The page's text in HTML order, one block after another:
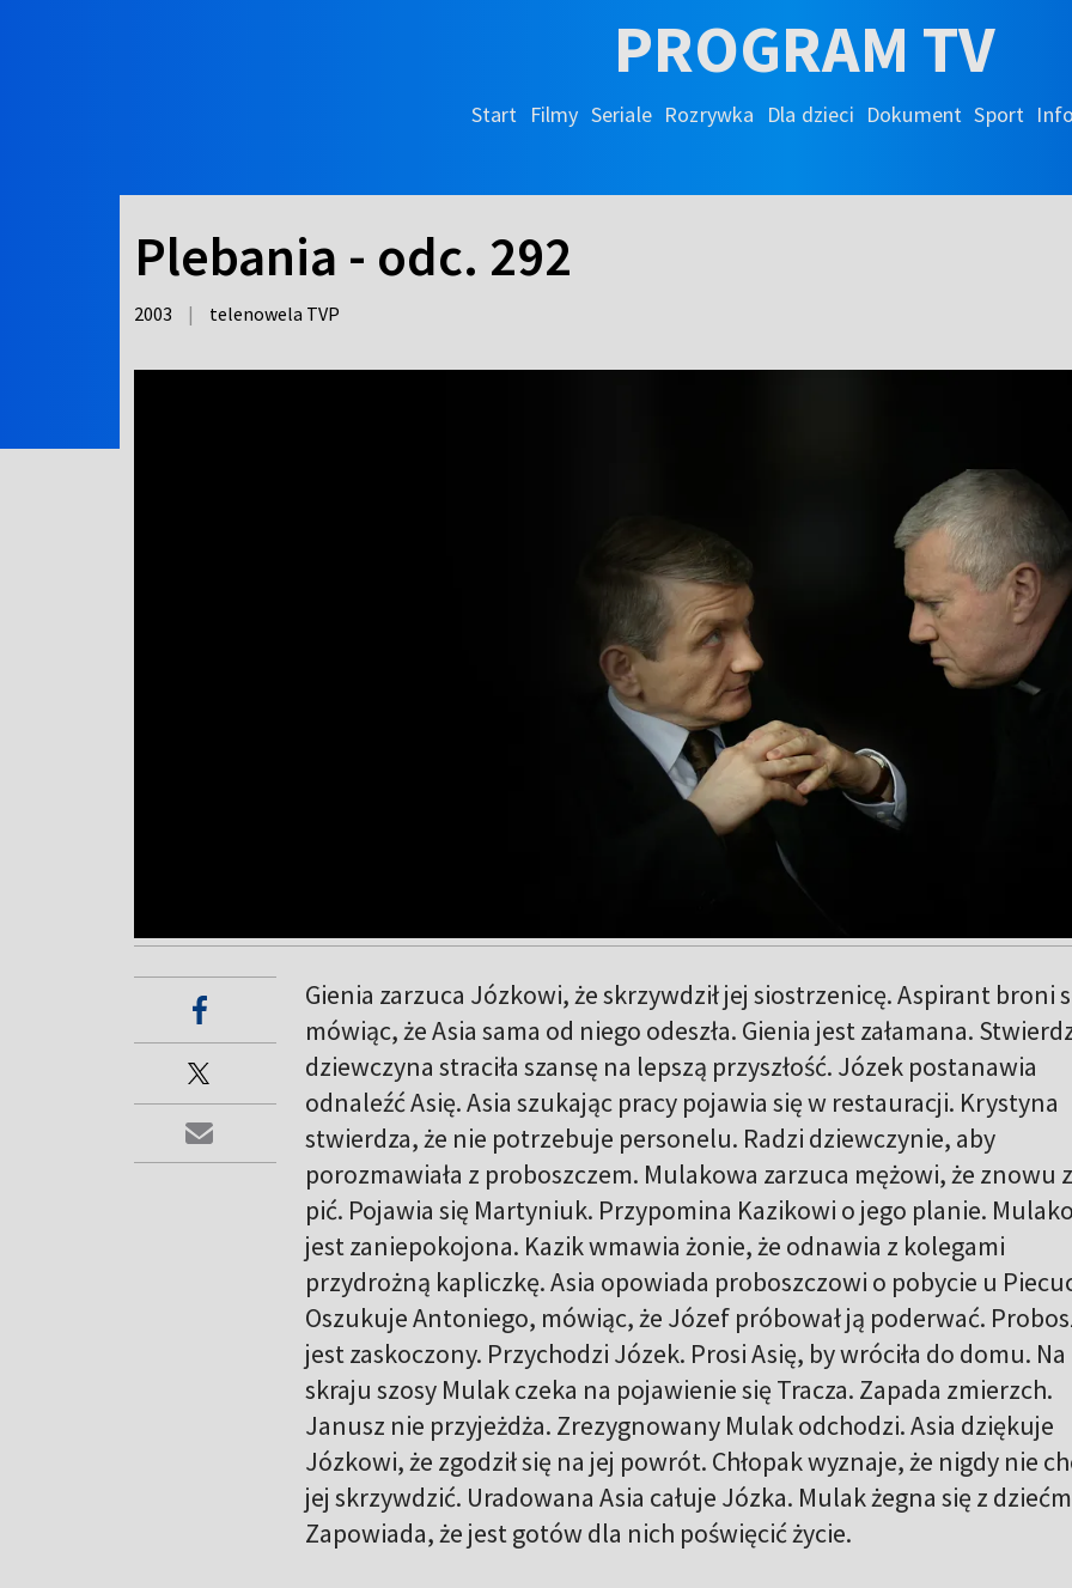
PROGRAM TV
Start Filmy Seriale Rozrywka Dla dzieci Dokument Sport
Plebania - odc. 292
2003 | telenowela TVP
Gienia zarzuca Józkowi, że skrzywdził jej siostrzenicę. Aspirant broni
mówiąc, że Asia sama od niego odeszła. Gienia jest załamana.
dziewczyna straciła szansę na lepszą przyszłość. Józek postanawia
odnaleźć Asię. Asia szukając pracy pojawia się w restauracji. Krystyna
stwierdza, że nie potrzebuje personelu. Radzi dziewczynie, aby
porozmawiała z proboszczem. Mulakowa zarzuca mężowi, że znowu
pić. Pojawia się Martyniuk. Przypomina Kazikowi o jego planie.
jest zaniepokojona. Kazik wmawia żonie, że odnawia z kolegami
przydrożną kapliczkę. Asia opowiada proboszczowi o pobycie u
Oszukuje Antoniego, mówiąc, że Józef próbował ją poderwać.
jest zaskoczony. Przychodzi Józek. Prosi Asię, by wróciła do domu. Na
skraju szosy Mulak czeka na pojawienie się Tracza. Zapada zmierzch.
Janusz nie przyjeżdża. Zrezygnowany Mulak odchodzi. Asia dziękuje
Józkowi, że zgodził się na jej powrót. Chłopak wyznaje, że nigdy nie
jej skrzywdzić. Uradowana Asia całuje Józka. Mulak żegna się z
Zapowiada, że jest gotów dla nich poświęcić życie.